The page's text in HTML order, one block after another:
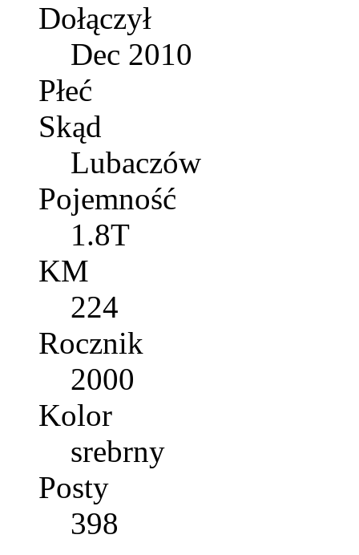
Dołączył
Dec 2010
Płeć
Skąd
Lubaczów
Pojemność
1.8T
KM
224
Rocznik
2000
Kolor
srebrny
Posty
398